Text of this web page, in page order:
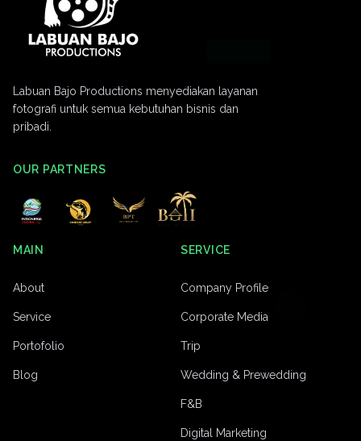
Labuan Bajo Productions menyediakan layanan
fotografi untuk semua kebutuhan bisnis dan
pribadi.
OUR PARTNERS
MAIN
About
Service
Portofolio
Blog
SERVICE
Company Profile
Corporate Media
Trip
Wedding & Prewedding
F&B
Digital Marketing